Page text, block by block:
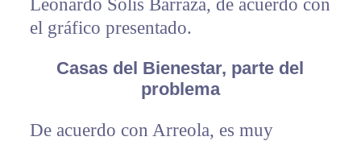
Leonardo Solís Barraza, de acuerdo con
el gráfico presentado.
Casas del Bienestar, parte del
problema
De acuerdo con Arreola, es muy